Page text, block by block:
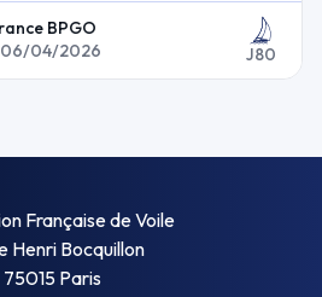
BPGO
04/2026 J80
Française de Voile
Henri Bocquillon
75015 Paris